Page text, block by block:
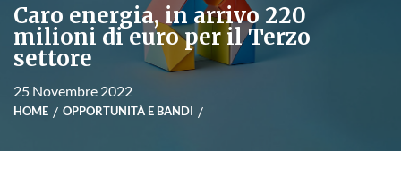
Caro energia, in arrivo 220
milioni di euro per il Terzo
settore
25 Novembre 2022
HOME OPPORTUNITÀ E BANDI